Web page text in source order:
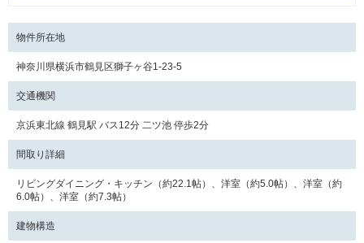
物件所在地
神奈川県横浜市鶴見区獅子ヶ谷1-23-5
交通機関
京浜東北線 鶴見駅 バス12分 二ツ池 停歩2分
間取り詳細
リビングダイニング・キッチン（約22.1帖）、洋室（約5.0帖）、洋室（約
6.0帖）、洋室（約7.3帖）
建物構造